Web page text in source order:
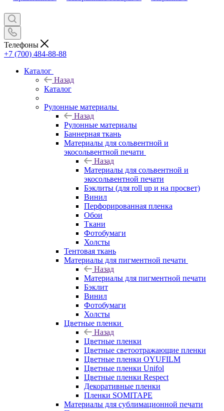
Телефоны
+7 (700) 484-88-88
Каталог
Назад
Каталог
Рулонные материалы
Назад
Рулонные материалы
Баннерная ткань
Материалы для сольвентной и
экосольвентной печати
Назад
Материалы для сольвентной и
экосольвентной печати
Бэклиты (для roll up и на просвет)
Винил
Перфорированная пленка
Обои
Ткани
Фотобумаги
Холсты
Тентовая ткань
Материалы для пигментной печати
Назад
Материалы для пигментной печати
Бэклит
Винил
Фотобумаги
Холсты
Цветные пленки
Назад
Цветные пленки
Цветные светоотражающие пленки
Цветные пленки OYUFILM
Цветные пленки Unifol
Цветные пленки Respect
Декоративные пленки
Пленки SOMITAPE
Материалы для сублимационной печати